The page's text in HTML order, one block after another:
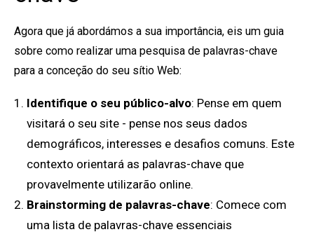
Agora que já abordámos a sua importância, eis um guia
sobre como realizar uma pesquisa de palavras-chave
para a conceção do seu sítio Web:
Identifique o seu público-alvo: Pense em quem
visitará o seu site - pense nos seus dados
demográficos, interesses e desafios comuns. Este
contexto orientará as palavras-chave que
provavelmente utilizarão online.
Brainstorming de palavras-chave: Comece com
uma lista de palavras-chave essenciais